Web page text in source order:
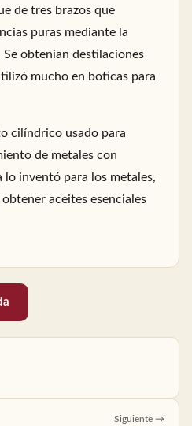
de tres brazos que
puras mediante la
obtenían destilaciones
mucho en boticas para
cilíndrico usado para
de metales con
lo inventó para los metales,
aceites esenciales
Siguiente →